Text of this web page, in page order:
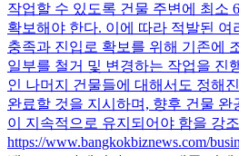
작업할 수 있도록 건물 주변에 최소
확보해야 한다. 이에 따라 적발된 여
충족과 진입로 확보를 위해 기존에
일부를 철거 및 변경하는 작업을 진
인 나머지 건물들에 대해서도 정해
완료할 것을 지시하며, 향후 건물 완
이 지속적으로 유지되어야 함을 강
https://www.bangkokbiznews.com/